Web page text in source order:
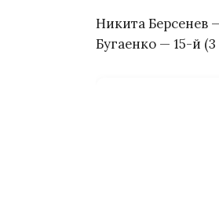
Никита Берсенев
Бугаенко — 15-й